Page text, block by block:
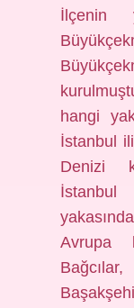
İlçenin
hangi
İstanbul
Denizi
İstanbul
Avrupa